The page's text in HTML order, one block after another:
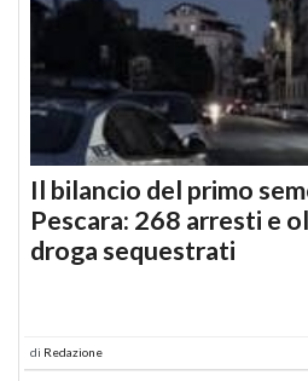
Il bilancio del primo
Pescara: 268 arresti e
droga sequestrati
di Redazione